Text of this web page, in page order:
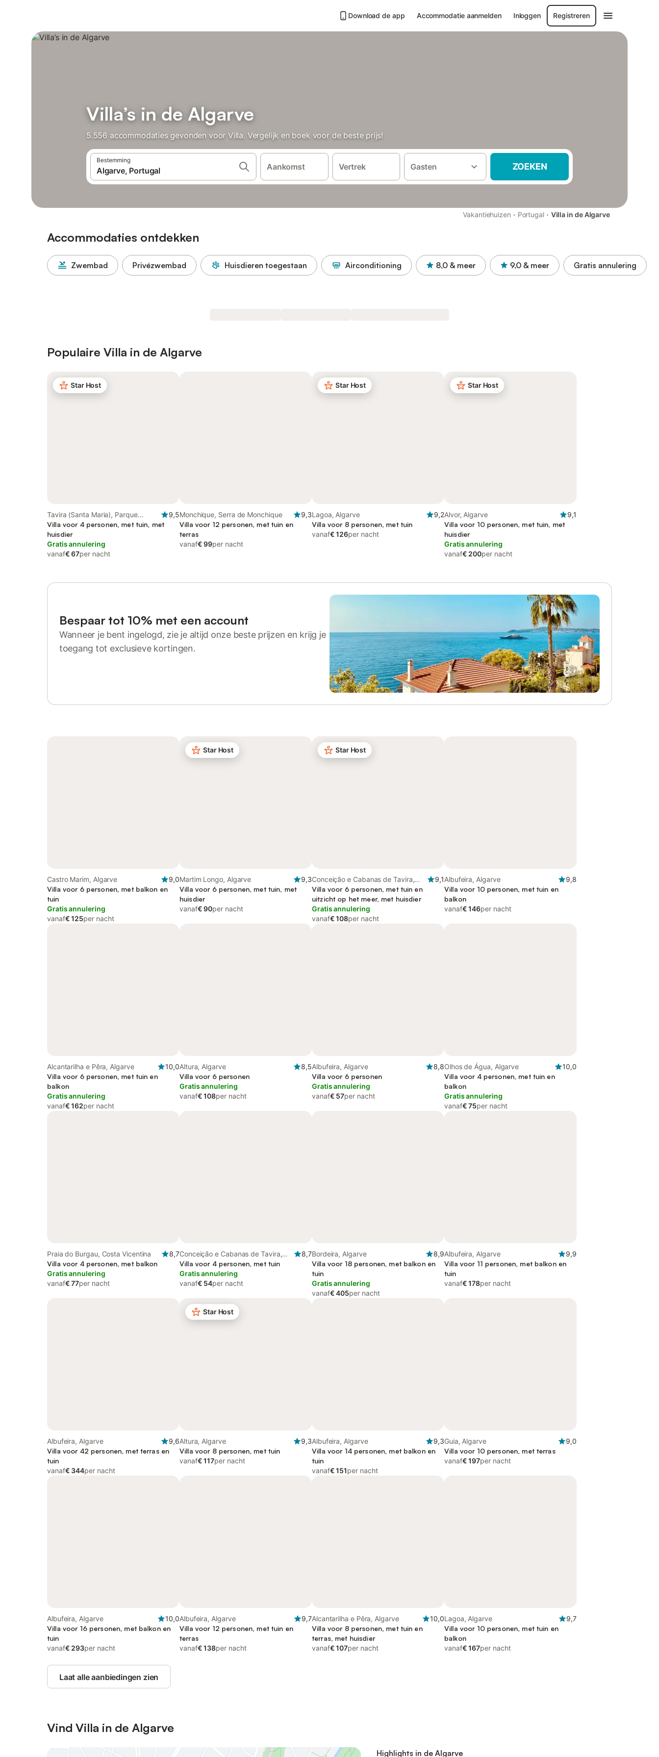
Download de app Accommodatie aanmelden Inloggen Registreren
Villa’s in de Algarve
5.556 accommodaties gevonden voor Villa. Vergelijk en boek voor de beste prijs!
Bestemming
Aankomst Vertrek Gasten ZOEKEN
Vakantiehuizen · Portugal · Villa in de Algarve
Accommodaties ontdekken
Zwembad Privézwembad Huisdieren toegestaan Airconditioning 8,0 & meer 9,0 & meer Gratis annulering
Populaire Villa in de Algarve
Star Host
Tavira (Santa Maria), Parque
Natural da Ria Formosa
9,5
Villa voor 4 personen, met tuin, met
huisdier
Gratis annulering
vanaf€ 67per nacht
Monchique, Serra de Monchique
9,3
Villa voor 12 personen, met tuin en
terras
vanaf€ 99per nacht
Star Host
Lagoa, Algarve
9,2
Villa voor 8 personen, met tuin
vanaf€ 126per nacht
Star Host
Alvor, Algarve
9,1
Villa voor 10 personen, met tuin, met
huisdier
Gratis annulering
vanaf€ 200per nacht
Bespaar tot 10% met een account
Wanneer je bent ingelogd, zie je altijd onze beste prijzen en krijg je
toegang tot exclusieve kortingen.
Castro Marim, Algarve
9,0
Villa voor 6 personen, met balkon en
tuin
Gratis annulering
vanaf€ 125per nacht
Star Host
Martim Longo, Algarve
9,3
Villa voor 6 personen, met tuin, met
huisdier
vanaf€ 90per nacht
Star Host
Conceição e Cabanas de Tavira,
Parque Natural da Ria Formosa
9,1
Villa voor 6 personen, met tuin en
uitzicht op het meer, met huisdier
Gratis annulering
vanaf€ 108per nacht
Albufeira, Algarve
9,8
Villa voor 10 personen, met tuin en
balkon
vanaf€ 146per nacht
Alcantarilha e Pêra, Algarve
10,0
Villa voor 6 personen, met tuin en
balkon
Gratis annulering
vanaf€ 162per nacht
Altura, Algarve
8,5
Villa voor 6 personen
Gratis annulering
vanaf€ 108per nacht
Albufeira, Algarve
8,8
Villa voor 6 personen
Gratis annulering
vanaf€ 57per nacht
Olhos de Água, Algarve
10,0
Villa voor 4 personen, met tuin en
balkon
Gratis annulering
vanaf€ 75per nacht
Praia do Burgau, Costa Vicentina
8,7
Villa voor 4 personen, met balkon
Gratis annulering
vanaf€ 77per nacht
Conceição e Cabanas de Tavira,
Parque Natural da Ria Formosa
8,7
Villa voor 4 personen, met tuin
Gratis annulering
vanaf€ 54per nacht
Bordeira, Algarve
8,9
Villa voor 18 personen, met balkon en
tuin
Gratis annulering
vanaf€ 405per nacht
Albufeira, Algarve
9,9
Villa voor 11 personen, met balkon en
tuin
vanaf€ 178per nacht
Albufeira, Algarve
9,6
Villa voor 42 personen, met terras en
tuin
vanaf€ 344per nacht
Star Host
Altura, Algarve
9,3
Villa voor 8 personen, met tuin
vanaf€ 117per nacht
Albufeira, Algarve
9,3
Villa voor 14 personen, met balkon en
tuin
vanaf€ 151per nacht
Guia, Algarve
9,0
Villa voor 10 personen, met terras
vanaf€ 197per nacht
Albufeira, Algarve
10,0
Villa voor 16 personen, met balkon en
tuin
vanaf€ 293per nacht
Albufeira, Algarve
9,7
Villa voor 12 personen, met tuin en
terras
vanaf€ 138per nacht
Alcantarilha e Pêra, Algarve
10,0
Villa voor 8 personen, met tuin en
terras, met huisdier
vanaf€ 107per nacht
Lagoa, Algarve
9,7
Villa voor 10 personen, met tuin en
balkon
vanaf€ 167per nacht
Laat alle aanbiedingen zien
Vind Villa in de Algarve
Highlights in de Algarve